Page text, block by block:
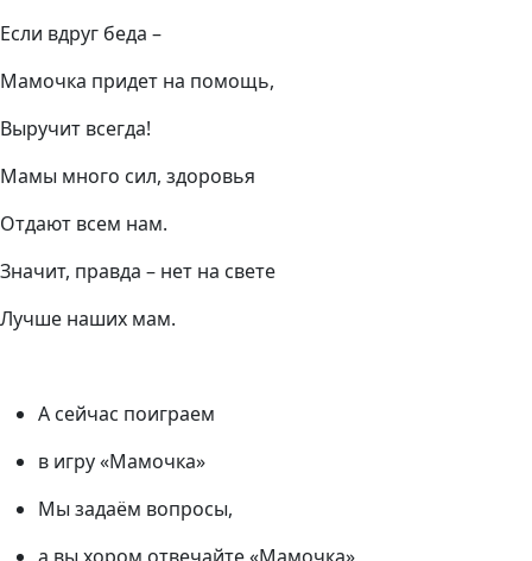
Если вдруг беда –
Мамочка придет на помощь,
Выручит всегда!
Мамы много сил, здоровья
Отдают всем нам.
Значит, правда – нет на свете
Лучше наших мам.
А сейчас поиграем
в игру«Мамочка»
Мы задаём вопросы,